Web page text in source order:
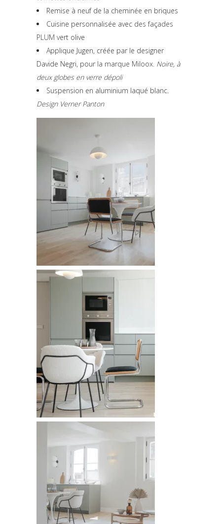
Remise à neuf de la cheminée en briques
Cuisine personnalisée avec des façades
PLUM vert olive
Applique Jugen, créée par le designer
Davide Negri, pour la marque Miloox. Noire, à
deux globes en verre dépoli
Suspension en aluminium laqué blanc.
Design Verner Panton